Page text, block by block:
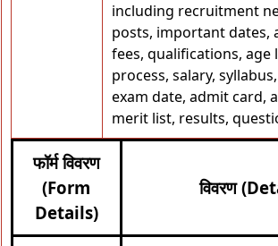
including recruitment
posts, important dates,
fees, qualifications, age
process, salary,
exam date, admit card,
merit list, results,
फॉर्म विवरण
(Form
Details)
विवरण